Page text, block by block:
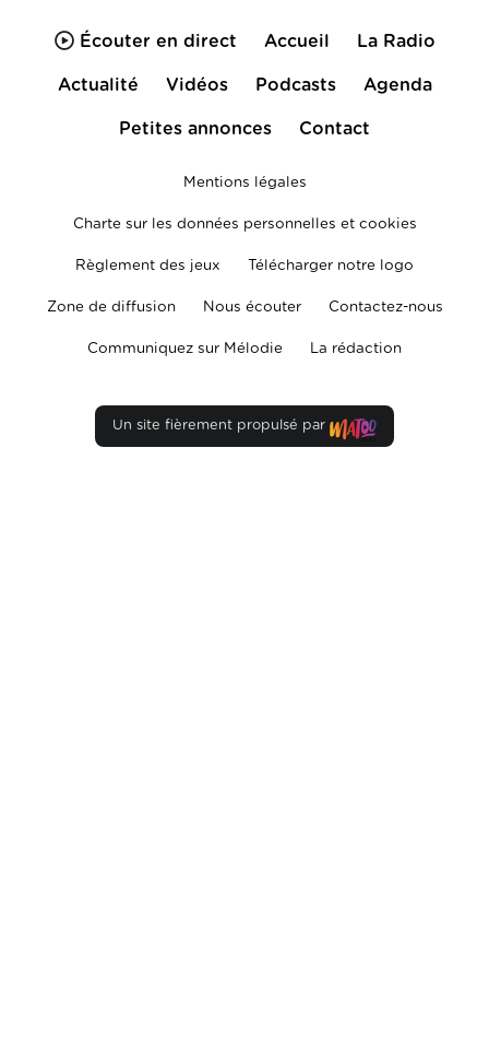
Écouter en direct Accueil La Radio
Actualité Vidéos Podcasts Agenda
Petites annonces Contact
Mentions légales
Charte sur les données personnelles et cookies
Règlement des jeux Télécharger notre logo
Zone de diffusion Nous écouter Contactez-nous
Communiquez sur Mélodie La rédaction
Un site fièrement propulsé par